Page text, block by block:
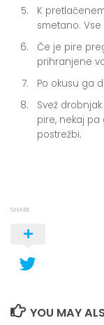
K
smetano.
Če je pire
prihranjene
Po okusu ga
Svež
pire, nekaj
postrežbi.
SHARE
YOU MAY